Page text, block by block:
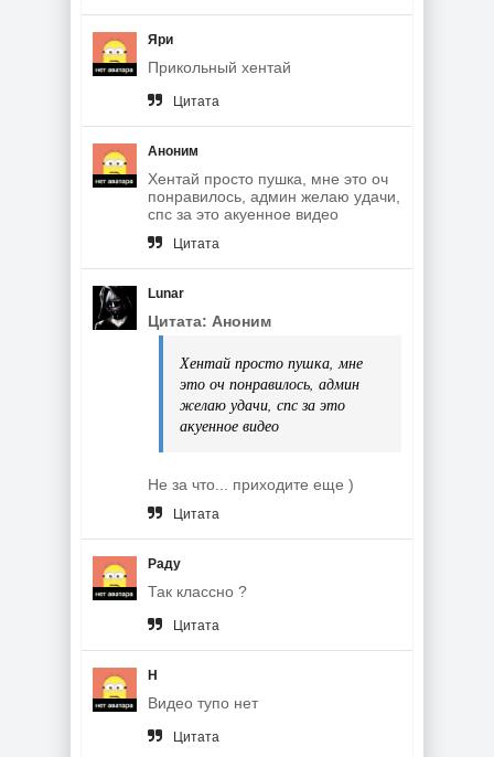
Яри
Прикольный хентай
Цитата
Аноним
Хентай просто пушка, мне это оч
понравилось, админ желаю удачи,
спс за это акуенное видео
Цитата
Lunar
Цитата: Аноним
Хентай просто пушка, мне
это оч понравилось, админ
желаю удачи, спс за это
акуенное видео
Не за что... приходите еще )
Цитата
Раду
Так классно ?
Цитата
Н
Видео тупо нет
Цитата